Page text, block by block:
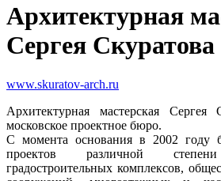
Архитектурная
Сергея Скуратова
www.skuratov-arch.ru
Архитектурная мастерская
московское проектное бюро.
С момента основания в 2002 году
проектов различной
градостроительных комплексов,